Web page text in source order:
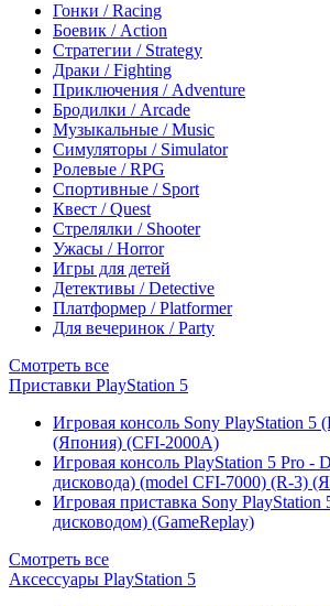
Гонки / Racing
Боевик / Action
Стратегии / Strategy
Драки / Fighting
Приключения / Adventure
Бродилки / Arcade
Музыкальные / Music
Симуляторы / Simulator
Ролевые / RPG
Спортивные / Sport
Квест / Quest
Стрелялки / Shooter
Ужасы / Horror
Игры для детей
Детективы / Detective
Платформер / Platformer
Для вечеринок / Party
Смотреть все
Приставки PlayStation 5
Игровая консоль Sony PlayStation 5
(Япония) (CFI-2000A)
Игровая консоль PlayStation 5 Pro -
дисковода) (model CFI-7000) (R-3)
Игровая приставка Sony PlayStation
дисководом) (GameReplay)
Смотреть все
Аксессуары PlayStation 5